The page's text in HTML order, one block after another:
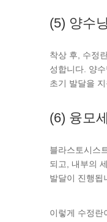
(5) 양수
착상 후, 수정
성합니다. 양
초기 발달을
(6) 융모
블라스토시스
되고, 내부의
발달이 진행됩
이렇게 수정란